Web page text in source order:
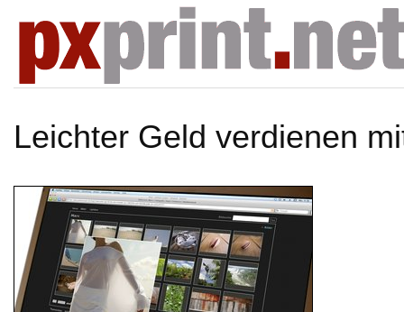
Leichter Geld verdienen